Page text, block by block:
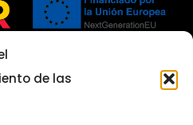
de las